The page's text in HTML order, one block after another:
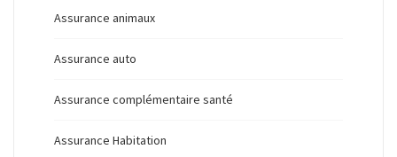
Assurance animaux
Assurance auto
Assurance complémentaire santé
Assurance Habitation